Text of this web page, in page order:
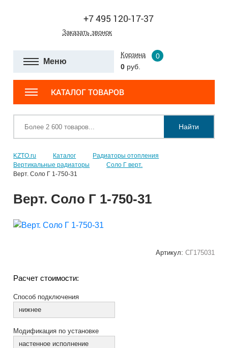
+7 495 120-17-37
Заказать звонок
Меню
Корзина
0
0 руб.
КАТАЛОГ ТОВАРОВ
Найти
KZTO.ru Каталог
Радиаторы отопления
Вертикальные радиаторы
Соло Г верт.
Верт. Соло Г 1-750-31
Верт. Соло Г 1-750-31
Артикул: СГ175031
Расчет стоимости:
Способ подключения
нижнее
Модификация по установке
настенное исполнение